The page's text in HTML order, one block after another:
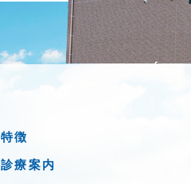
特徴
診療案内